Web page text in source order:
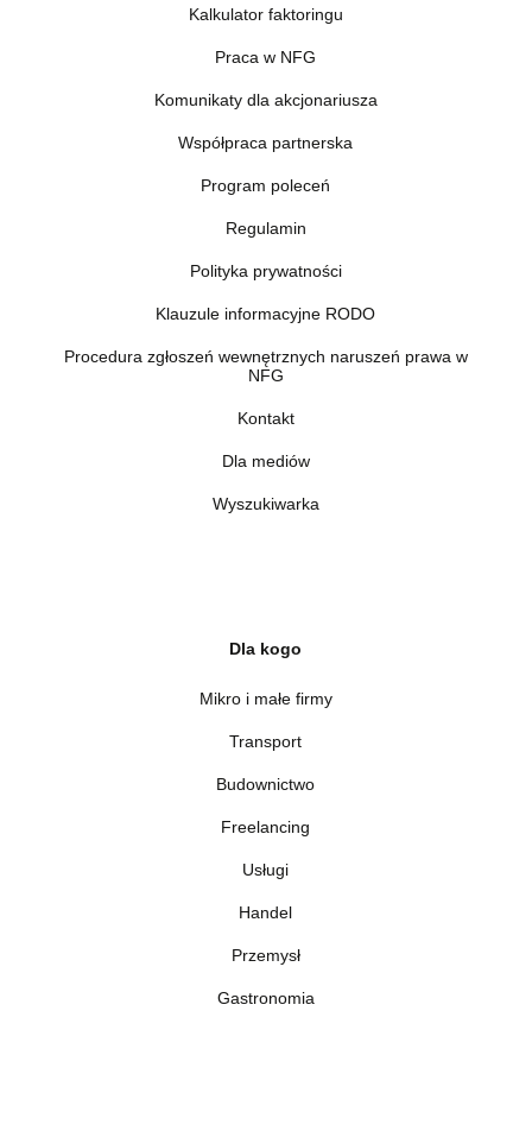
Kalkulator faktoringu
Praca w NFG
Komunikaty dla akcjonariusza
Współpraca partnerska
Program poleceń
Regulamin
Polityka prywatności
Klauzule informacyjne RODO
Procedura zgłoszeń wewnętrznych naruszeń prawa w
NFG
Kontakt
Dla mediów
Wyszukiwarka
Dla kogo
Mikro i małe firmy
Transport
Budownictwo
Freelancing
Usługi
Handel
Przemysł
Gastronomia